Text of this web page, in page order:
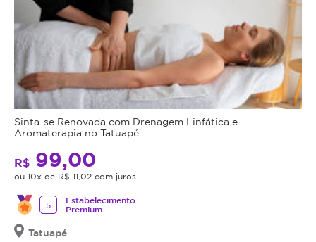
Sinta-se Renovada com Drenagem Linfática e
Aromaterapia no Tatuapé
R$ 99,00
ou 10x de R$ 11,02 com juros
5
Estabelecimento
Premium
Tatuapé